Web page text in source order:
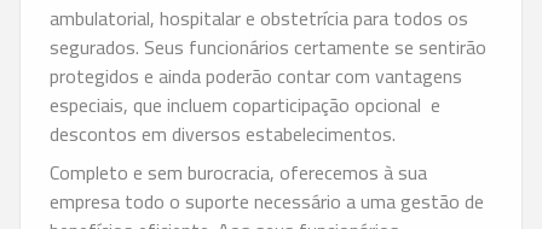
ambulatorial, hospitalar e obstetrícia para todos os
segurados. Seus funcionários certamente se sentirão
protegidos e ainda poderão contar com vantagens
especiais, que incluem coparticipação opcional e
descontos em diversos estabelecimentos.
Completo e sem burocracia, oferecemos à sua
empresa todo o suporte necessário a uma gestão de